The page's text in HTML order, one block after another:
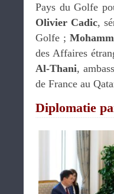
Pays du Golfe
Olivier Cadic,
Golfe ;
des Affaires
Al-Thani,
de France au
Diplomatie